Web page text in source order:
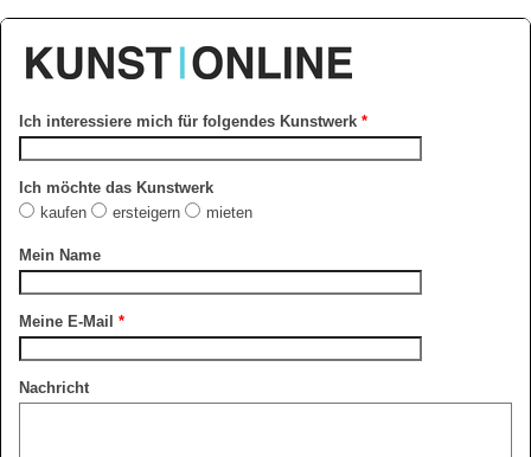
Ich interessiere mich für folgendes Kunstwerk *
Ich möchte das Kunstwerk
kaufen
ersteigern mieten
Mein Name
Meine E-Mail *
Nachricht